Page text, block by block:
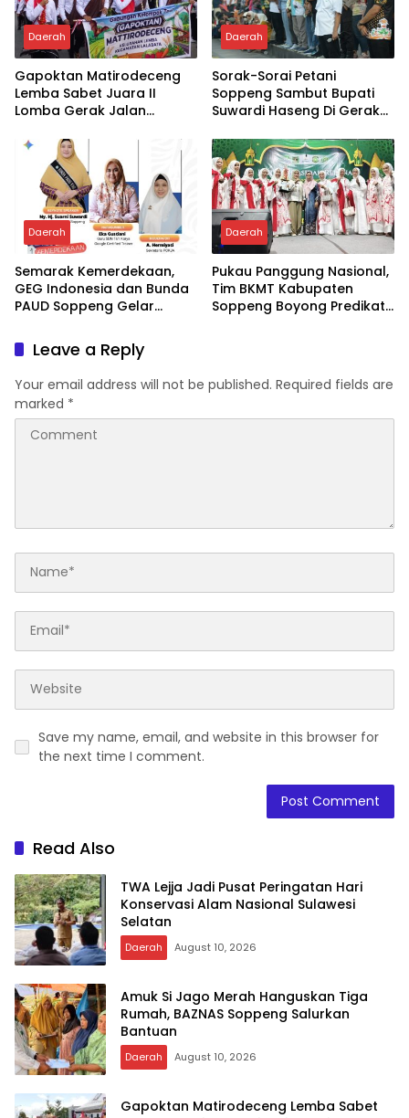
Daerah
Gapoktan Matirodeceng
Lemba Sabet Juara II
Lomba Gerak Jalan
Daerah
Sorak-Sorai Petani
Soppeng Sambut Bupati
Suwardi Haseng Di Gerak
Daerah
Semarak Kemerdekaan,
GEG Indonesia dan Bunda
PAUD Soppeng Gelar
Daerah
Pukau Panggung Nasional,
Tim BKMT Kabupaten
Soppeng Boyong Predikat
Leave a Reply
Your email address will not be published. Required fields are
marked *
Save my name, email, and website in this browser for
the next time I comment.
Read Also
TWA Lejja Jadi Pusat Peringatan Hari
Konservasi Alam Nasional Sulawesi
Selatan
Daerah August 10, 2026
Amuk Si Jago Merah Hanguskan Tiga
Rumah, BAZNAS Soppeng Salurkan
Bantuan
Daerah August 10, 2026
Gapoktan Matirodeceng Lemba Sabet